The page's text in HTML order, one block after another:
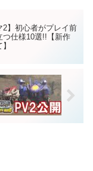
2】初心者がプレイ前
つ仕様10選!!【新作